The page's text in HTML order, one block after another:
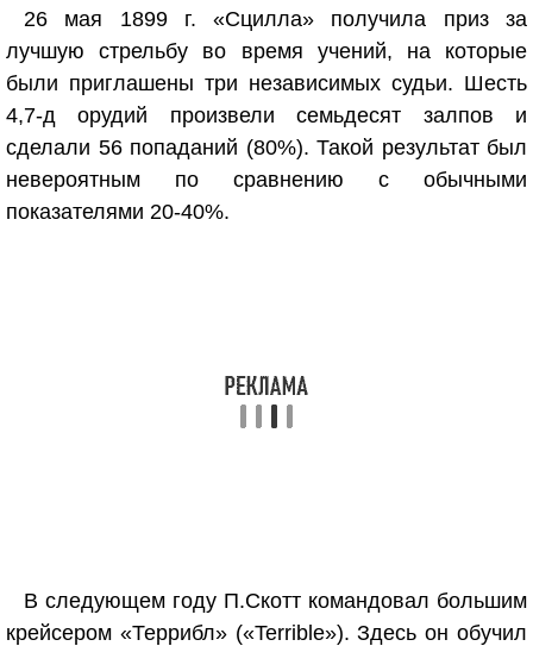
26 мая 1899 г. «Сцилла» получила приз за
лучшую стрельбу во время учений, на которые
были приглашены три независимых судьи. Шесть
4,7-д орудий произвели семьдесят залпов и
сделали 56 попаданий (80%). Такой результат был
невероятным по сравнению с обычными
показателями 20-40%.
В следующем году П.Скотт командовал большим
крейсером «Террибл» («Terrible»). Здесь он обучил